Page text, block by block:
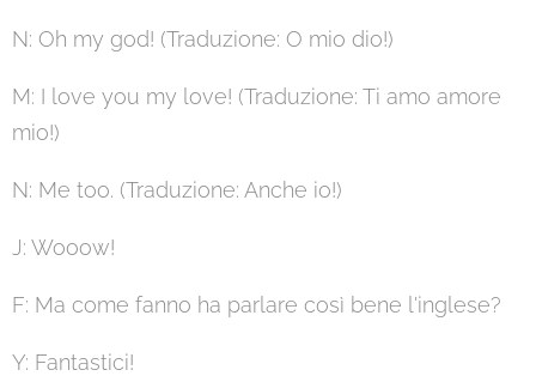
N: Oh my god! (Traduzione: O mio dio!)
M: I love you my love! (Traduzione: Ti amo amore
mio!)
N: Me too. (Traduzione: Anche io!)
J: Wooow!
F: Ma come fanno ha parlare così bene l'inglese?
Y: Fantastici!